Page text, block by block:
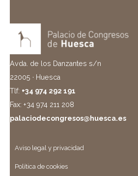
Avda. de los Danzantes s/n
22005 · Huesca
Tlf: +34 974 292 191
Fax: +34 974 211 208
palaciodecongresos@huesca.es
Aviso legal y privacidad
Política de cookies